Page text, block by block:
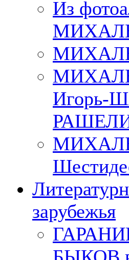
Из
Игорь-
зарубежья